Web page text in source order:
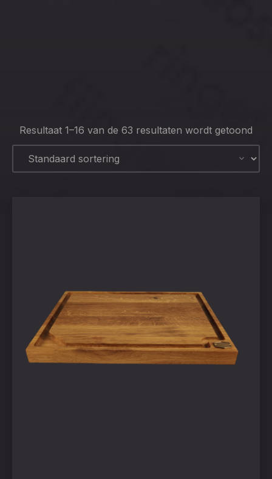
Resultaat 1–16 van de 63 resultaten wordt getoond